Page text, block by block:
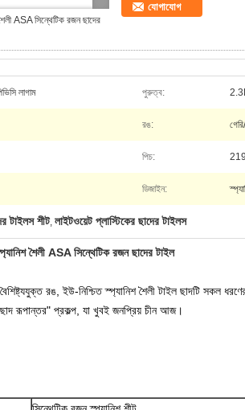
ASA সিন্থেটিক রজন ছাদের
যোগাযোগ
লাগাম পুরুত্ব:
রঙ:
পিচ: 219
ডিজাইন:
টাইলস শীট, লাইটওয়েট প্লাস্টিকের ছাদের টাইলস
শৈলী ASA সিন্থেটিক রজন ছাদের টাইল
রঙ, ইউ-নিশ্চিত স্প্যানিশ শৈলী টাইল ছাদটি সকল
ছাদ রূপান্তর" প্রকল্প, যা খুবই জনপ্রিয় চীন আজ।